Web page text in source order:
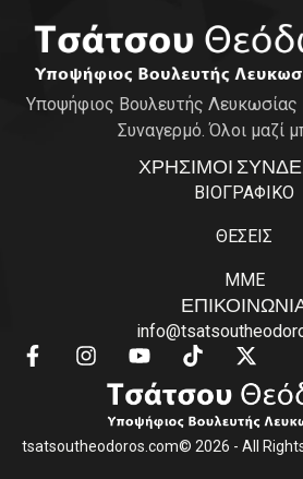
Υποψήφιος Βουλευτής Λευκωσίας
Συναγερμό. Όλοι μαζί
ΧΡΗΣΙΜΟΙ
ΒΙΟΓΡΑΦΙΚΟ
ΘΕΣΕΙΣ
ΜΜΕ
tsatsoutheodoros.com© 2026 - All